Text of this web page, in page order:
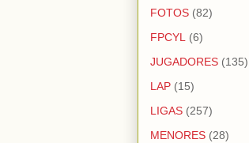
FOTOS (82)
FPCYL (6)
JUGADORES (135)
LAP (15)
LIGAS (257)
MENORES (28)